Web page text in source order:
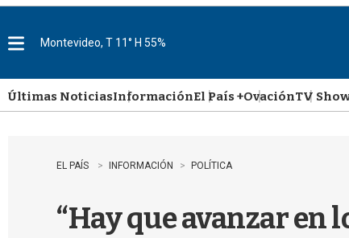
u
Montevideo, T 11° H 55%
Últimas NoticiasInformaciónEl País +OvaciónTV
EL PAÍS INFORMACIÓN POLÍTICA
“Hay que avanzar en